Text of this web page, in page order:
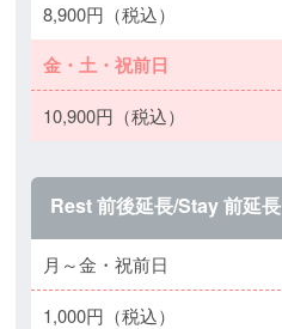
8,900円（税込）
金・土・祝前日
10,900円（税込）
Rest 前後延長/Stay 前延長
月～金・祝前日
1,000円（税込）